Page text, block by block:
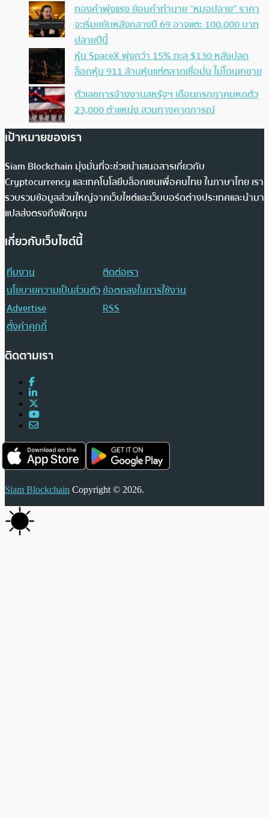
ทองคำพุ่งแรง ย้อนคำทำนาย “หมอปลาย” ราคา
จะเริ่มขยับหลังกลางปี 69 อาจแตะ 100,000 บาท
ปลายปีนี้
หุ้น SpaceX พุ่งกว่า 15% ทะลุ $130 หลังปลด
ล็อกหุ้น 911 ล้านหุ้นแต่ตลาดเชื่อมั่น ไม่โดนเทขาย
ตัวเลขการจ้างงานสหรัฐฯ เดือนกรกฎาคมหดตัว
23,000 ตำแหน่ง สวนทางคาดการณ์
เป้าหมายของเรา
Siam Blockchain มุ่งมั่นที่จะช่วยนำเสนอสารเกี่ยวกับ
Cryptocurrency และเทคโนโลยีบล็อกเชนเพื่อคนไทย ในภาษาไทย เรา
รวบรวมข้อมูลส่วนใหญ่จากเว็บไซต์และเว็บบอร์ดต่างประเทศและนำมา
แปลส่งตรงถึงฟีดคุณ
เกี่ยวกับเว็บไซต์นี้
ทีมงาน
ติดต่อเรา
นโยบายความเป็นส่วนตัวข้อตกลงในการใช้งาน
Advertise
RSS
ตั้งค่าคุกกี้
ติดตามเรา
Siam Blockchain Copyright © 2026.